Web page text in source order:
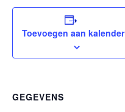
Toevoegen aan kalender
GEGEVENS